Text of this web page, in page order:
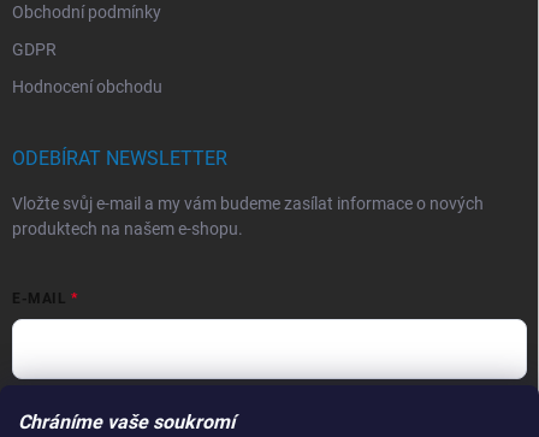
Chráníme vaše soukromí
Obchodní podmínky
GDPR
Hodnocení obchodu
ODEBÍRAT NEWSLETTER
Vložte svůj e-mail a my vám budeme zasílat informace o nových
produktech na našem e-shopu.
E-MAIL
Vložením e-mailu souhlasíte spodmínkami ochrany osobních údajů